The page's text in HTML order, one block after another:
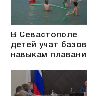
В Севастополе
детей учат
навыкам